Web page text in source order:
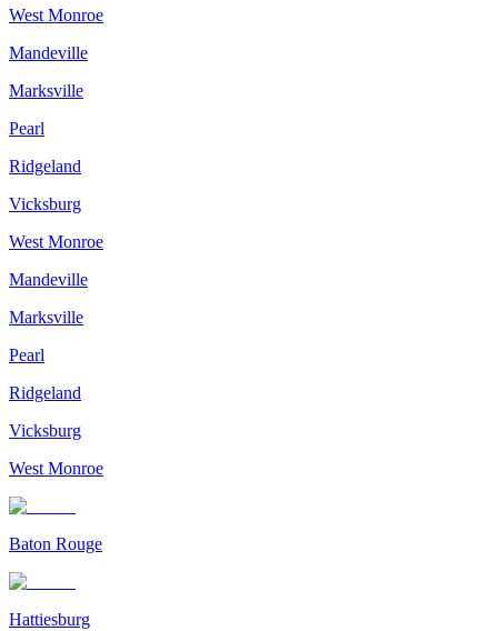
West Monroe
Mandeville
Marksville
Pearl
Ridgeland
Vicksburg
West Monroe
Mandeville
Marksville
Pearl
Ridgeland
Vicksburg
West Monroe
Baton Rouge
Hattiesburg